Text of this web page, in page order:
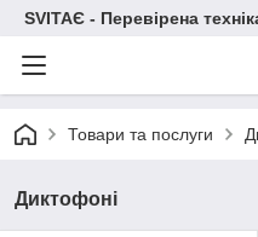
SVITAЄ - Перевірена
Товари та послуги
Диктофоні